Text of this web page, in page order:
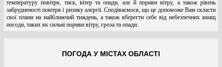
температуру повітря, тиск, вітер та опади, але й пориви вітру, а також рівень
забрудненості повітря і ризику алергії. Сподіваємося, що це допоможе Вам скласти
свої плани на найближчий тиждень, а також вберегти себе від небезпечних явищ
погоди, таких як сильні пориви вітру, гроза та опади.
ПОГОДА У МІСТАХ ОБЛАСТІ